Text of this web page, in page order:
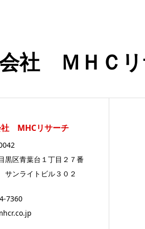
社 ＭＨＣ
社 MHCリサーチ
黒区青葉台１丁目２７番
ンライトビル３０２
7360